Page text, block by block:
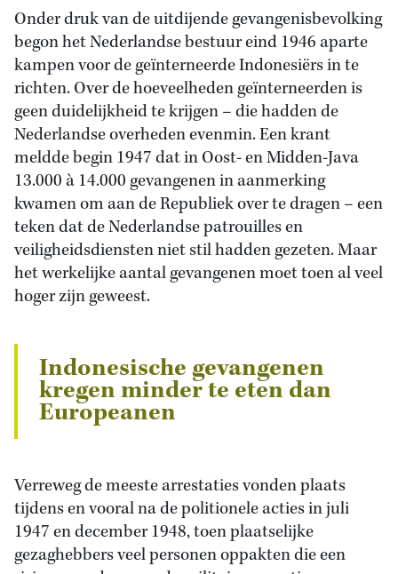
Onder druk van de uitdijende gevangenisbevolking
begon het Nederlandse bestuur eind 1946 aparte
kampen voor de geïnterneerde Indonesiërs in te
richten. Over de hoeveelheden geïnterneerden is
geen duidelijkheid te krijgen – die hadden de
Nederlandse overheden evenmin. Een krant
meldde begin 1947 dat in Oost- en Midden-Java
13.000 à 14.000 gevangenen in aanmerking
kwamen om aan de Republiek over te dragen – een
teken dat de Nederlandse patrouilles en
veiligheidsdiensten niet stil hadden gezeten. Maar
het werkelijke aantal gevangenen moet toen al veel
hoger zijn geweest.
Indonesische gevangenen
kregen minder te eten dan
Europeanen
Verreweg de meeste arrestaties vonden plaats
tijdens en vooral na de politionele acties in juli
1947 en december 1948, toen plaatselijke
gezaghebbers veel personen oppakten die een